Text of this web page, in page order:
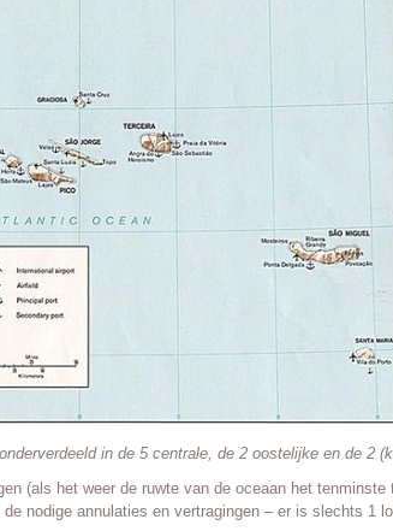
in de 5 centrale, de 2 oostelijke en de 2
(als het weer de ruwte van de oceaan het
nodige annulaties en vertragingen – er is slechts 1